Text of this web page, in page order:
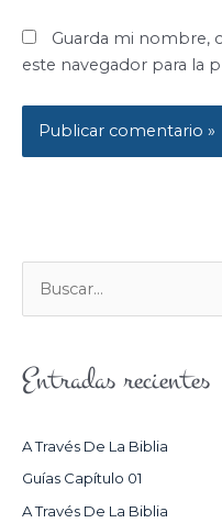
Guarda mi nombre,
este navegador para la
U
C
Entradas recientes
A Través De La Biblia
Guías Capítulo 01
A Través De La Biblia